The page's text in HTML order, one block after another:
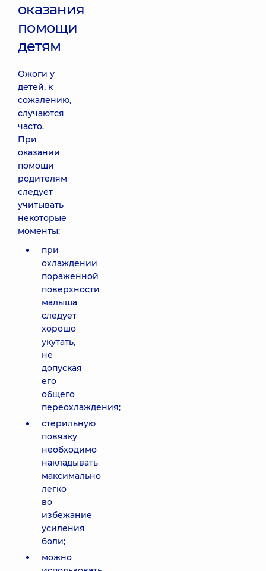
оказания
помощи
детям
Ожоги у
детей, к
сожалению,
случаются
часто.
При
оказании
помощи
родителям
следует
учитывать
некоторые
моменты:
при
охлаждении
пораженной
поверхности
малыша
следует
хорошо
укутать,
не
допуская
его
общего
переохлаждения;
стерильную
повязку
необходимо
накладывать
максимально
легко
во
избежание
усиления
боли;
можно